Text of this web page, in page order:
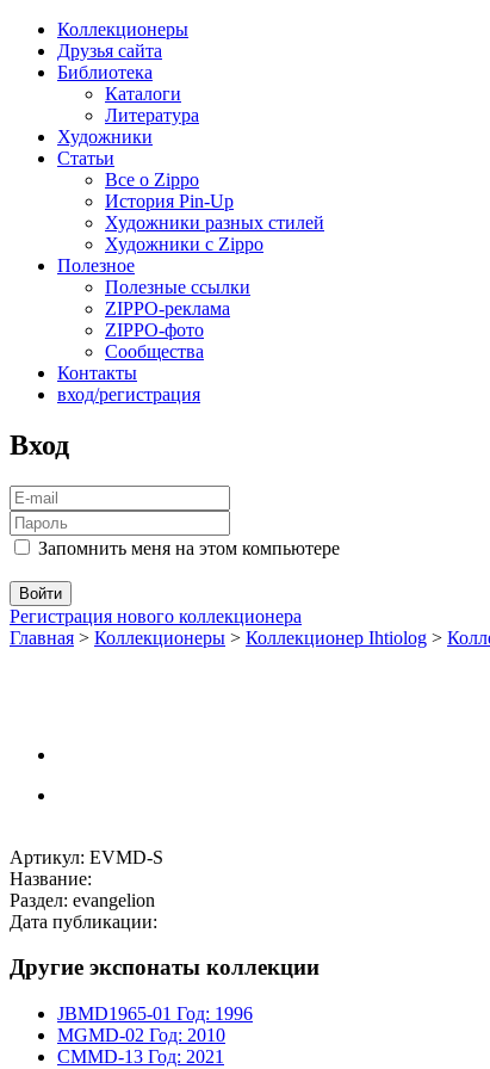
Коллекционеры
Друзья сайта
Библиотека
Каталоги
Литература
Художники
Статьи
Все о Zippo
История Pin-Up
Художники разных стилей
Художники с Zippo
Полезное
Полезные ссылки
ZIPPO-реклама
ZIPPO-фото
Сообщества
Контакты
вход/регистрация
Вход
Запомнить меня на этом компьютере
Регистрация нового коллекционера
Главная > Коллекционеры > Коллекционер Ihtiolog >
Артикул: EVMD-S
Название:
Раздел: evangelion
Дата публикации:
Другие экспонаты коллекции
JBMD1965-01 Год: 1996
MGMD-02 Год: 2010
CMMD-13 Год: 2021